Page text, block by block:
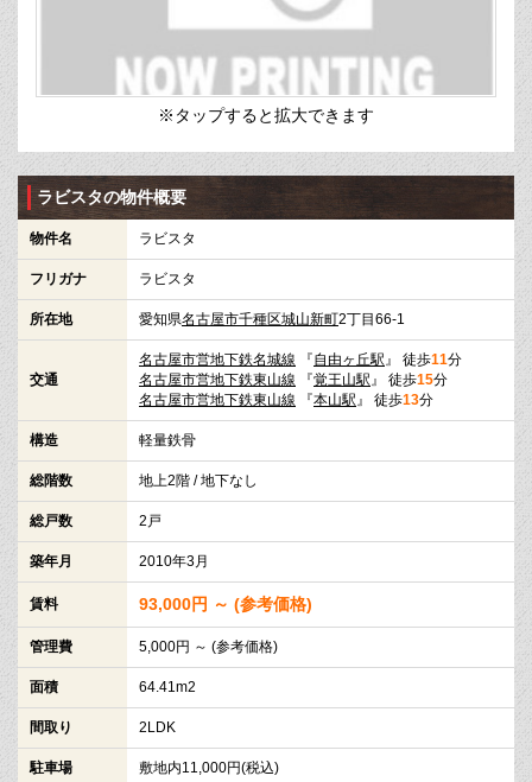
※タップすると拡大できます
ラビスタの物件概要
物件名 ラビスタ
フリガナ ラビスタ
所在地 愛知県名古屋市千種区城山新町2丁目66-1
交通
名古屋市営地下鉄名城線 『自由ヶ丘駅 』 徒歩11分
名古屋市営地下鉄東山線 『覚王山駅 』 徒歩15分
名古屋市営地下鉄東山線 『本山駅 』 徒歩13分
構造 軽量鉄骨
総階数 地上2階 / 地下なし
総戸数 2戸
築年月 2010年3月
賃料 93,000円 ～ (参考価格)
管理費 5,000円 ～ (参考価格)
面積 64.41m2
間取り 2LDK
駐車場 敷地内11,000円(税込)